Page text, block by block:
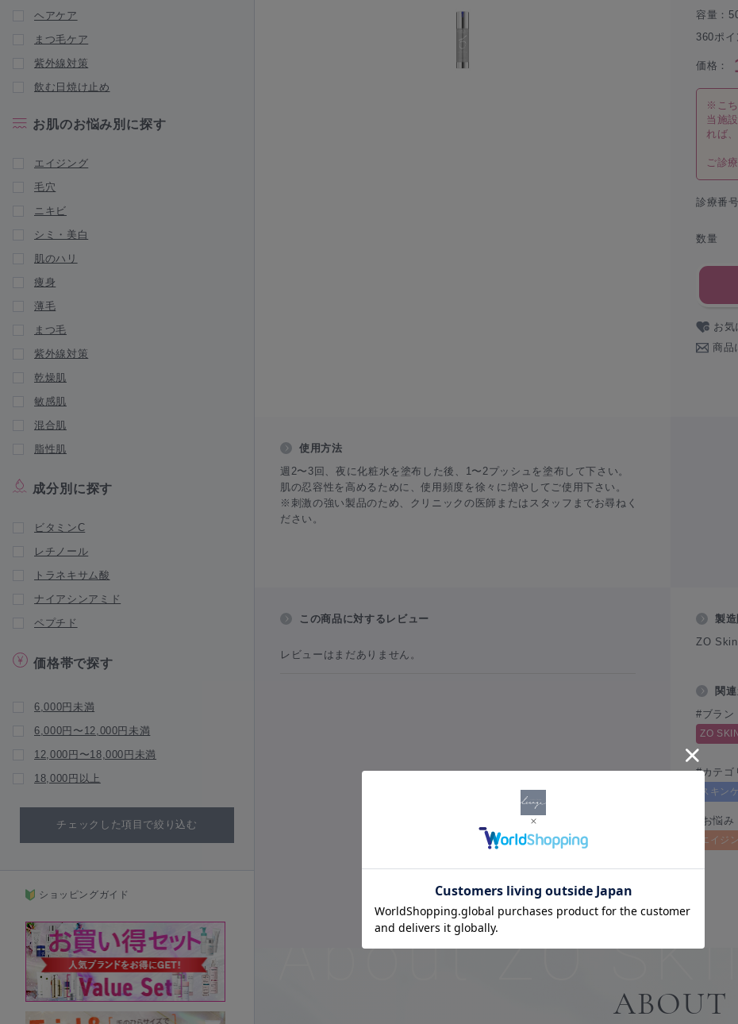
NEW BRAND
DERMAFIRM RX（ダーマファーム
RX）
DRX（ディーアールエックス）
Dシリーズ（デオドラントシリーズ）
ENVIRON（エンビロン）
GAUDISKIN（ガウディスキン）
HERRAS JAPAN（ヘラス ジャパン）
igendo（医源堂）
Jan MARINI（ジャンマリーニ スキンリ
サーチ）
infact（インファクト）
JUJIN（十仁）
LA ROCHE POSAY（ラ ロッシュ ポ
ゼ）
新商品が入荷されました
Lekarka・DREX（レカルカ）
LipoVit（リポビット）
新商品が入荷されました
Luscious Lips（ラシャ スリップ）
ソリューションズ）
natumedica（ナチュメディカ）
Ogshi（おぐし）
PROTESUN（プロテサン）
QUADAYS（キュアデイズ）
RegenSkin（リジェンスキン）
réveiller（レヴェイエ）
SKIN52&CO（スキン52）
ヘアケア
まつ毛ケア
紫外線対策
飲む日焼け止め
お肌のお悩み別に探す
エイジング
毛穴
ニキビ
シミ・美白
肌のハリ
痩身
薄毛
まつ毛
紫外線対策
乾燥肌
敏感肌
混合肌
脂性肌
成分別に探す
ビタミンC
レチノール
トラネキサム酸
ナイアシンアミド
ペプチド
価格帯で探す
6,000円未満
6,000円〜12,000円未満
12,000円〜18,000円未満
18,000円以上
チェックした項目で絞り込む
ショッピングガイド
容量：
360ポイ
価格：
※こち
当施
れば
ご診
診療番号
数量
お気
商品
使用方法
週2〜3回、夜に化粧水を塗布した後、1〜2プッシュを塗布して下さい。
肌の忍容性を高めるために、使用頻度を徐々に増やしてご使用下さい。
※刺激の強い製品のため、クリニックの医師またはスタッフまでお尋ねく
ださい。
この商品に対するレビュー
レビューはまだありません。
製
ZO
関
#ブラン
ZO
#カテゴ
スキン
#お悩み
エイジ
About ZO
ABOUT